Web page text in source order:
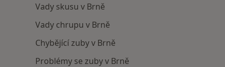
Vady skusu v Brně
Vady chrupu v Brně
Chybějící zuby v Brně
Problémy se zuby v Brně